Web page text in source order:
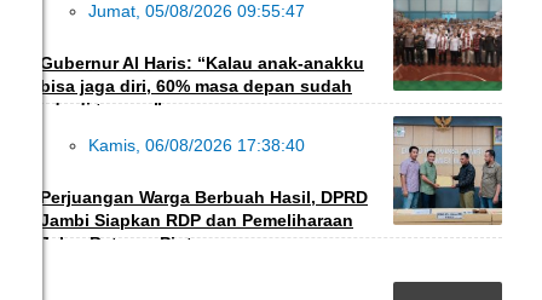
DAERAH
Jumat, 05/08/2026 09:55:47
Gubernur Al Haris: “Kalau anak-anakku
bisa jaga diri, 60% masa depan sudah
ada di tangan”
DAERAH
Kamis, 06/08/2026 17:38:40
Perjuangan Warga Berbuah Hasil, DPRD
Jambi Siapkan RDP dan Pemeliharaan
Jalan Betung–Pintas